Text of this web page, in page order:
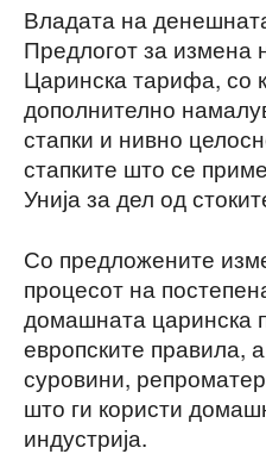
Владата на
Предлогот за измена
Царинска тарифа, со
дополнително
стапки и нивно
стапките што се
Унија за дел од
Со предложените
процесот на
домашната царинска
европските правила,
суровини,
што ги користи
индустрија.